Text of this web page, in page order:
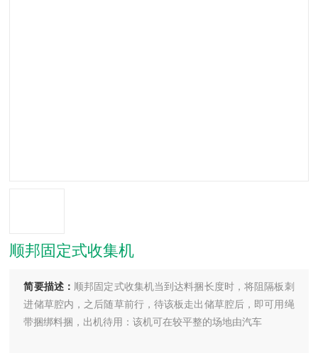
顺邦固定式收集机
简要描述： 顺邦固定式收集机当到达料捆长度时，将阻隔板刺
进储草腔内，之后随草前行，待该板走出储草腔后，即可用绳
带捆绑料捆，出机待用：该机可在较平整的场地由汽车